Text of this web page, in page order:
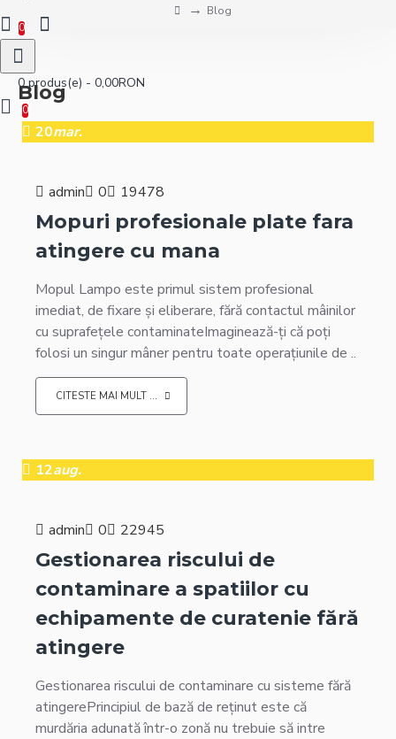
0
0 produs(e) - 0,00RON
0
Blog
Blog
20mar.
admin 0 19478
Mopuri profesionale plate fara
atingere cu mana
Mopul Lampo este primul sistem profesional
imediat, de fixare și eliberare, fără contactul mâinilor
cu suprafețele contaminateImaginează-ți că poți
folosi un singur mâner pentru toate operațiunile de ..
CITESTE MAI MULT ...
12aug.
admin 0 22945
Gestionarea riscului de
contaminare a spatiilor cu
echipamente de curatenie fără
atingere
Gestionarea riscului de contaminare cu sisteme fără
atingerePrincipiul de bază de reținut este că
murdăria adunată într-o zonă nu trebuie să intre